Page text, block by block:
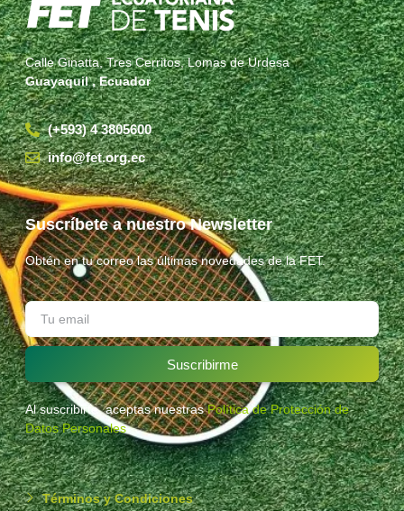
Calle Ginatta, Tres Cerritos, Lomas de Urdesa
Guayaquil , Ecuador
(+593) 4 3805600
info@fet.org.ec
Suscríbete a nuestro Newsletter
Obtén en tu correo las últimas novedades de la FET.
Suscribirme
Al suscribirte, aceptas nuestrasPolítica de Protección de
Datos Personales.
Términos y Condiciones